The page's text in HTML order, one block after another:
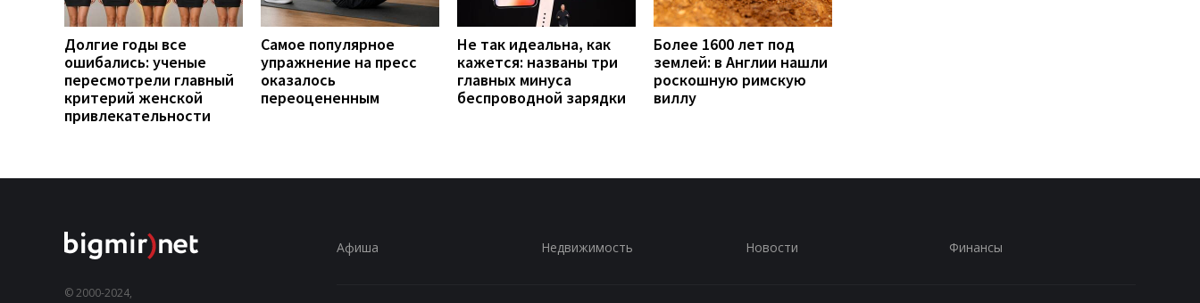
Долгие годы все
ошибались: ученые
пересмотрели главный
критерий женской
привлекательности
Самое популярное
упражнение на пресс
оказалось
переоцененным
Не так идеальна, как
кажется: названы три
главных минуса
беспроводной зарядки
Более 1600 лет под
землей: в Англии нашли
роскошную римскую
виллу
© 2000-2024,
Афиша Недвижимость Новости Финансы